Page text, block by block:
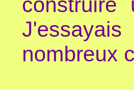
nombreux